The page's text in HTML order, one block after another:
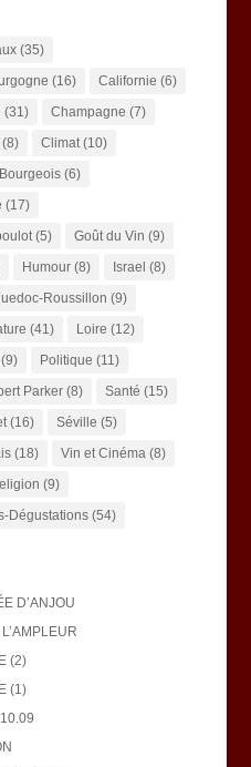
(35)
(16) Californie (6)
(31) Champagne (7)
Climat(10)
(6)
(17)
(5) Goût du Vin (9)
Humour(8) Israel (8)
Roussillon (9)
(41) Loire (12)
(9) Politique (11)
Parker(8) Santé (15)
(16) Séville (5)
(18) Vin et Cinéma(8)
(9)
Dégustations(54)
D’ANJOU
(2)
(1)